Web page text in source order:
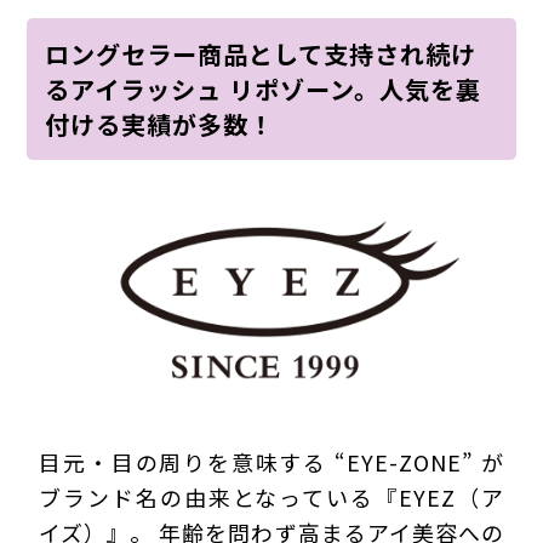
ロングセラー商品として支持され続け
るアイラッシュ リポゾーン。人気を裏
付ける実績が多数！
目元・目の周りを意味する “EYE-ZONE” が
ブランド名の由来となっている『EYEZ（ア
イズ）』。 年齢を問わず高まるアイ美容への